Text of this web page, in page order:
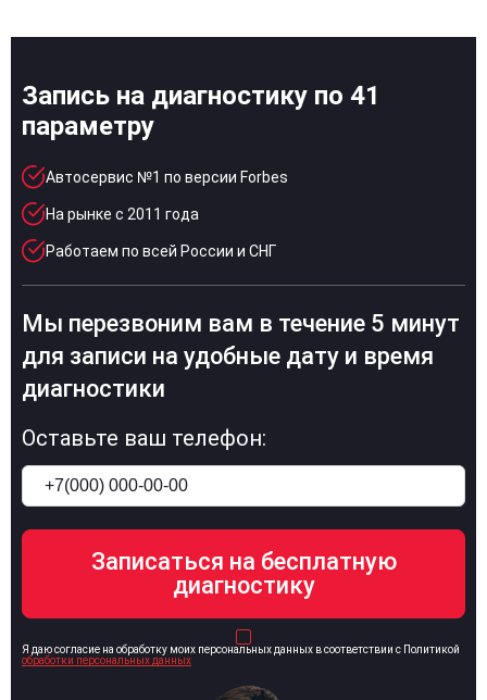
Запись на диагностику по 41
параметру
Автосервис №1 по версии Forbes
На рынке с 2011 года
Работаем по всей России и СНГ
Мы перезвоним вам в течение 5 минут
для записи на удобные дату и время
диагностики
Оставьте ваш телефон:
Я даю согласие на обработку моих персональных данных в соответствии с Политикой
обработки персональных данных